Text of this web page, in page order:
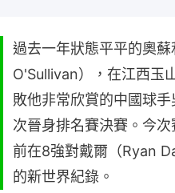
過去一年狀態平平的奧
O'Sullivan），在江西玉
敗他非常欣賞的中國球
次晉身排名賽決賽。今
前在8強對戴爾（Ryan
的新世界紀錄。